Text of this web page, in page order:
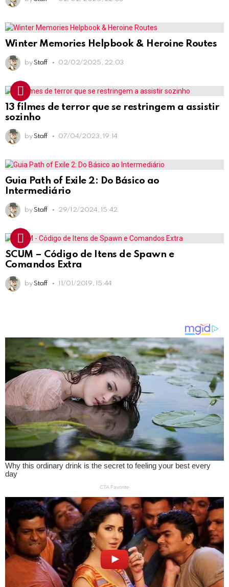
Winter Memories Helpbook & Heroine Routes
by Staff 02/02/2025, 22:03
13 filmes de terror que se restringem a assistir
sozinho
by Staff 07/04/2023, 19:14
Guia Path of Exile 2: Do Básico ao
Intermediário
by Staff 29/12/2024, 15:42
SCUM – Código de Itens de Spawn e
Comandos Extra
by Staff 11/01/2019, 15:44